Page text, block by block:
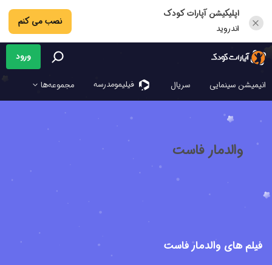
اپلیکیشن آپارات کودک
اندروید
نصب می کنم
انیمیشن سینمایی سریال فیلیمو‌مدرسه مجموعه‌ها
ورود
والدمار فاست
فیلم های والدمار فاست